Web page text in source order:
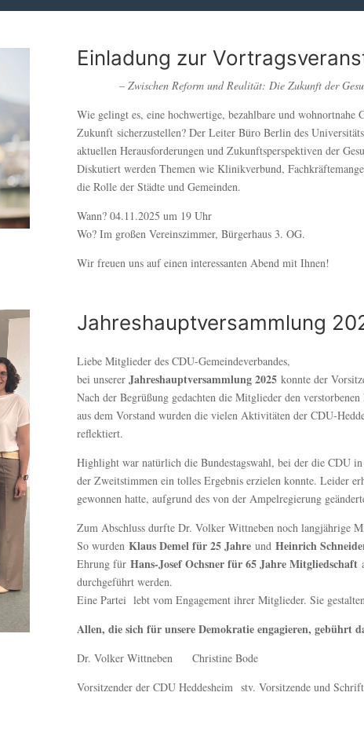
Einladung zur
– Zwischen Reform und Realität: Die Zukunft der
Wie gelingt es, eine hochwertige, bezahlbare und wohnortnahe
Zukunft sicherzustellen? Der Leiter Büro Berlin des
aktuellen Herausforderungen und Zukunftsperspektiven der
Diskutiert werden Themen wie Klinikverbund,
die Rolle der Städte und Gemeinden.
Wann? 04.11.2025 um 19 Uhr
Wo? Im großen Vereinszimmer, Bürgerhaus 3. OG.
Wir freuen uns auf einen interessanten Abend mit Ihnen!
Jahreshauptversammlung
Liebe Mitglieder des CDU-Gemeindeverbandes,
bei unserer Jahreshauptversammlung 2025 konnte der
Nach der Begrüßung gedachten die Mitglieder den
aus dem Vorstand wurden die vielen Aktivitäten der CDU-
reflektiert.
Highlight war natürlich die Bundestagswahl, bei der die CDU
der Zweitstimmen ein tolles Ergebnis erzielen konnte. Leider
gewonnen hatte, aufgrund des von der Ampelregierung
Zum Abschluss durfte Dr. Volker Wittneben noch langjährige
So wurden Klaus Demel für 25 Jahre und Heinrich
Ehrung für Hans-Josef Ochsner für 65 Jahre Mitgliedschaft
durchgeführt werden.
Eine Partei lebt vom Engagement ihrer Mitglieder. Sie
Allen, die sich für unsere Demokratie engagieren, gebührt
Dr. Volker Wittneben Christine Bode
Vorsitzender der CDU Heddesheim stv. Vorsitzende und